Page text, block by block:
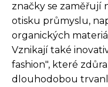
značky se zaměřují
otisku průmyslu,
organických
Vznikají také
fashion", které
dlouhodobou